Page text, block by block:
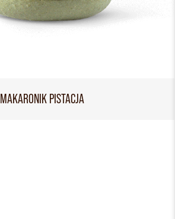
MAKARONIK PISTACJA